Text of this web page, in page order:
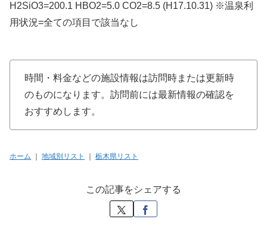
H2SiO3=200.1 HBO2=5.0 CO2=8.5 (H17.10.31) ※温泉利
用状況=全ての項目で該当なし
時間・料金などの施設情報は訪問時または更新時
のものになります。訪問前には最新情報の確認を
おすすめします。
ホーム ｜ 地域別リスト ｜ 栃木県リスト
この記事をシェアする